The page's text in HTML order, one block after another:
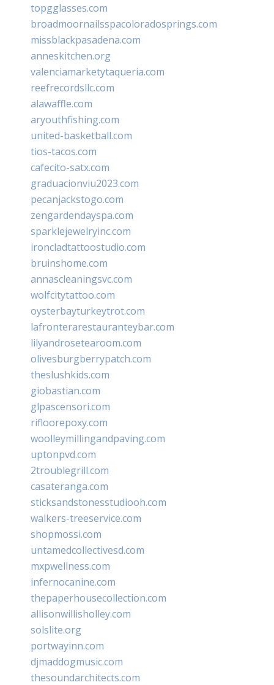
topgglasses.com
broadmoornailsspacoloradosprings.com
missblackpasadena.com
anneskitchen.org
valenciamarketytaqueria.com
reefrecordsllc.com
alawaffle.com
aryouthfishing.com
united-basketball.com
tios-tacos.com
cafecito-satx.com
graduacionviu2023.com
pecanjackstogo.com
zengardendayspa.com
sparklejewelryinc.com
ironcladtattoostudio.com
bruinshome.com
annascleaningsvc.com
wolfcitytattoo.com
oysterbayturkeytrot.com
lafronterarestauranteybar.com
lilyandrosetearoom.com
olivesburgberrypatch.com
theslushkids.com
giobastian.com
glpascensori.com
rifloorepoxy.com
woolleymillingandpaving.com
uptonpvd.com
2troublegrill.com
casateranga.com
sticksandstonesstudiooh.com
walkers-treeservice.com
shopmossi.com
untamedcollectivesd.com
mxpwellness.com
infernocanine.com
thepaperhousecollection.com
allisonwillisholley.com
solslite.org
portwayinn.com
djmaddogmusic.com
thesoundarchitects.com